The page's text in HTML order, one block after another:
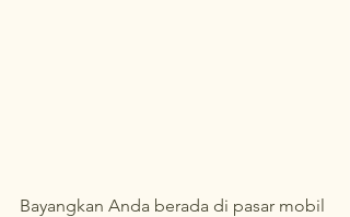
Bayangkan Anda berada di pasar mobil